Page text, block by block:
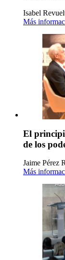
Isabel
Más
El
de los
Jaime Pérez
Más